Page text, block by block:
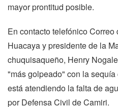
mayor prontitud posible.
En contacto telefónico
Huacaya y presidente de la
chuquisaqueño, Henry
"más golpeado" con la
está atendiendo la falta de
por Defensa Civil de Camiri.